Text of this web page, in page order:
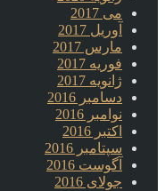
می 2017
آوریل 2017
مارس 2017
فوریه 2017
ژانویه 2017
دسامبر 2016
نوامبر 2016
اکتبر 2016
سپتامبر 2016
آگوست 2016
جولای 2016